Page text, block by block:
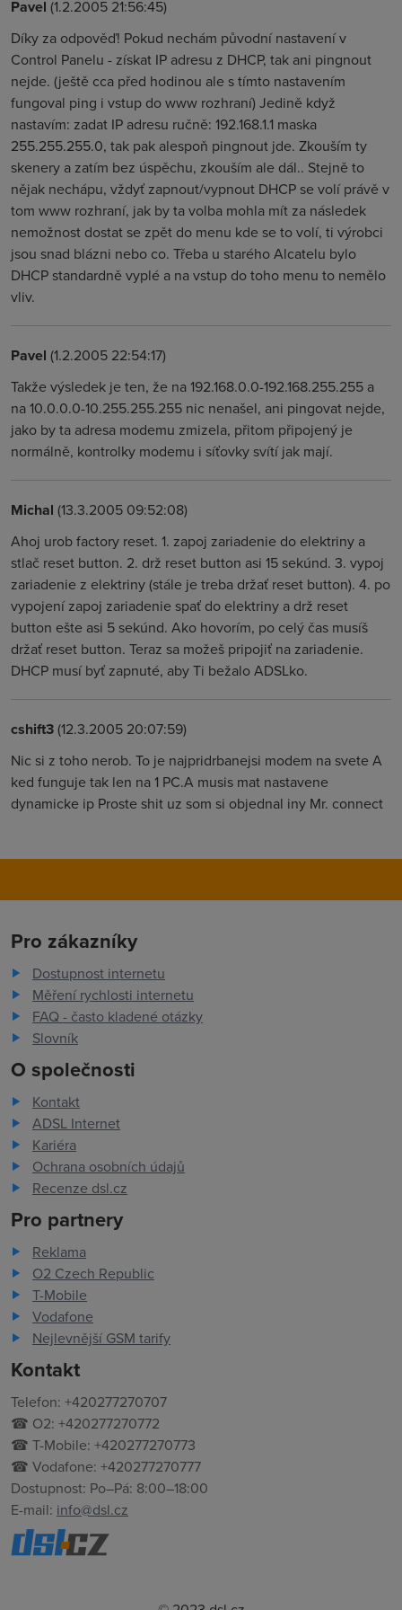
Pavel (1.2.2005 21:56:45)
Díky za odpověď! Pokud nechám původní nastavení v
Control Panelu - získat IP adresu z DHCP, tak ani pingnout
nejde. (ještě cca před hodinou ale s tímto nastavením
fungoval ping i vstup do www rozhraní) Jedině když
nastavím: zadat IP adresu ručně: 192.168.1.1 maska
255.255.255.0, tak pak alespoň pingnout jde. Zkouším ty
skenery a zatím bez úspěchu, zkouším ale dál.. Stejně to
nějak nechápu, vždyť zapnout/vypnout DHCP se volí právě v
tom www rozhraní, jak by ta volba mohla mít za následek
nemožnost dostat se zpět do menu kde se to volí, ti výrobci
jsou snad blázni nebo co. Třeba u starého Alcatelu bylo
DHCP standardně vyplé a na vstup do toho menu to nemělo
vliv.
Pavel (1.2.2005 22:54:17)
Takže výsledek je ten, že na 192.168.0.0-192.168.255.255 a
na 10.0.0.0-10.255.255.255 nic nenašel, ani pingovat nejde,
jako by ta adresa modemu zmizela, přitom připojený je
normálně, kontrolky modemu i síťovky svítí jak mají.
Michal (13.3.2005 09:52:08)
Ahoj urob factory reset. 1. zapoj zariadenie do elektriny a
stlač reset button. 2. drž reset button asi 15 sekúnd. 3. vypoj
zariadenie z elektriny (stále je treba držať reset button). 4. po
vypojení zapoj zariadenie spať do elektriny a drž reset
button ešte asi 5 sekúnd. Ako hovorím, po celý čas musíš
držať reset button. Teraz sa možeš pripojiť na zariadenie.
DHCP musí byť zapnuté, aby Ti bežalo ADSLko.
cshift3(12.3.2005 20:07:59)
Nic si z toho nerob. To je najpridrbanejsi modem na svete A
ked funguje tak len na 1 PC.A musis mat nastavene
dynamicke ip Proste shit uz som si objednal iny Mr. connect
Pro zákazníky
Dostupnost internetu
Měření rychlosti internetu
FAQ - často kladené otázky
Slovník
O společnosti
Kontakt
ADSL Internet
Kariéra
Ochrana osobních údajů
Recenze dsl.cz
Pro partnery
Reklama
O2 Czech Republic
T-Mobile
Vodafone
Nejlevnější GSM tarify
Kontakt
Telefon: +420277270707
☎ O2: +420277270772
☎ T-Mobile: +420277270773
☎ Vodafone: +420277270777
Dostupnost: Po–Pá: 8:00–18:00
E-mail: info@dsl.cz